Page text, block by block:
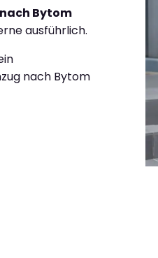
Bytom
ausführlich.
nach Bytom